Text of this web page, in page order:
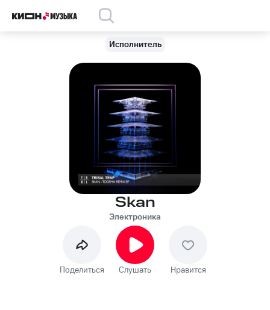
Исполнитель
Skan
Электроника
Поделиться Слушать Нравится